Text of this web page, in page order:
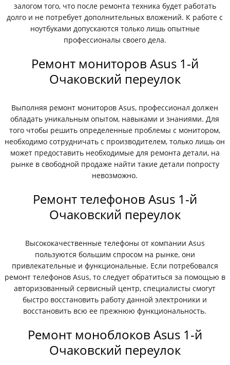
залогом того, что после ремонта техника будет работать
долго и не потребует дополнительных вложений. К работе с
ноутбуками допускаются только лишь опытные
профессионалы своего дела.
Ремонт мониторов Asus 1-й
Очаковский переулок
Выполняя ремонт мониторов Asus, профессионал должен
обладать уникальным опытом, навыками и знаниями. Для
того чтобы решить определенные проблемы с монитором,
необходимо сотрудничать с производителем, только лишь он
может предоставить необходимые для ремонта детали, на
рынке в свободной продаже найти такие детали попросту
невозможно.
Ремонт телефонов Asus 1-й
Очаковский переулок
Высококачественные телефоны от компании Asus
пользуются большим спросом на рынке, они
привлекательные и функциональные. Если потребовался
ремонт телефонов Asus, то следует обратиться за помощью в
авторизованный сервисный центр, специалисты смогут
быстро восстановить работу данной электроники и
восстановить всю ее прежнюю функциональность.
Ремонт моноблоков Asus 1-й
Очаковский переулок